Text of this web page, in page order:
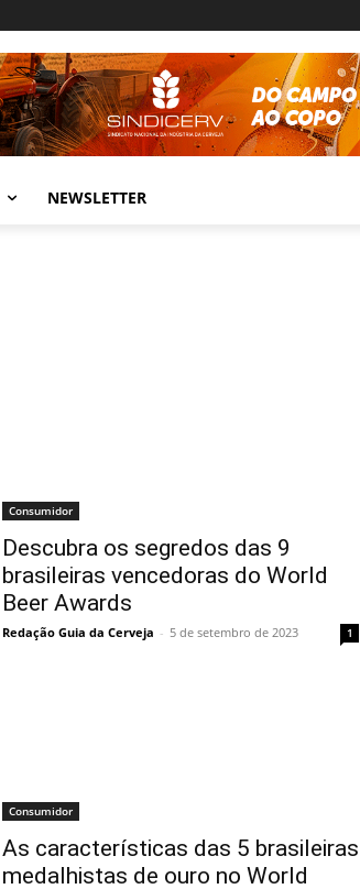
NEWSLETTER
Consumidor
Descubra os segredos das 9
brasileiras vencedoras do World
Beer Awards
Redação Guia da Cerveja - 5 de setembro de 2023 1
Consumidor
As características das 5 brasileiras
medalhistas de ouro no World